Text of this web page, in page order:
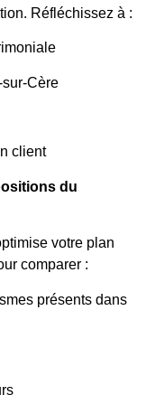
Réfléchissez à :
Cère
client
du
votre plan
comparer :
présents dans